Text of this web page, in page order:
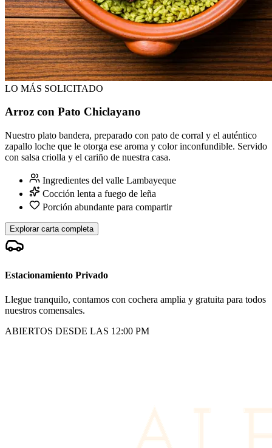
LO MÁS SOLICITADO
Arroz con Pato Chiclayano
Nuestro plato bandera, preparado con pato de corral y el auténtico
zapallo loche que le otorga ese aroma y color inconfundible. Servido
con salsa criolla y el cariño de nuestra casa.
Ingredientes del valle Lambayeque
Cocción lenta a fuego de leña
Porción abundante para compartir
Explorar carta completa
Estacionamiento Privado
Llegue tranquilo, contamos con cochera amplia y gratuita para todos
nuestros comensales.
ABIERTOS DESDE LAS 12:00 PM